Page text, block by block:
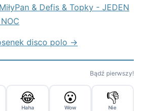
& Defis & Topky - JEDEN
disco polo →
Bądź pierwszy!
😂
Haha
😮
Wow
👎
Nie